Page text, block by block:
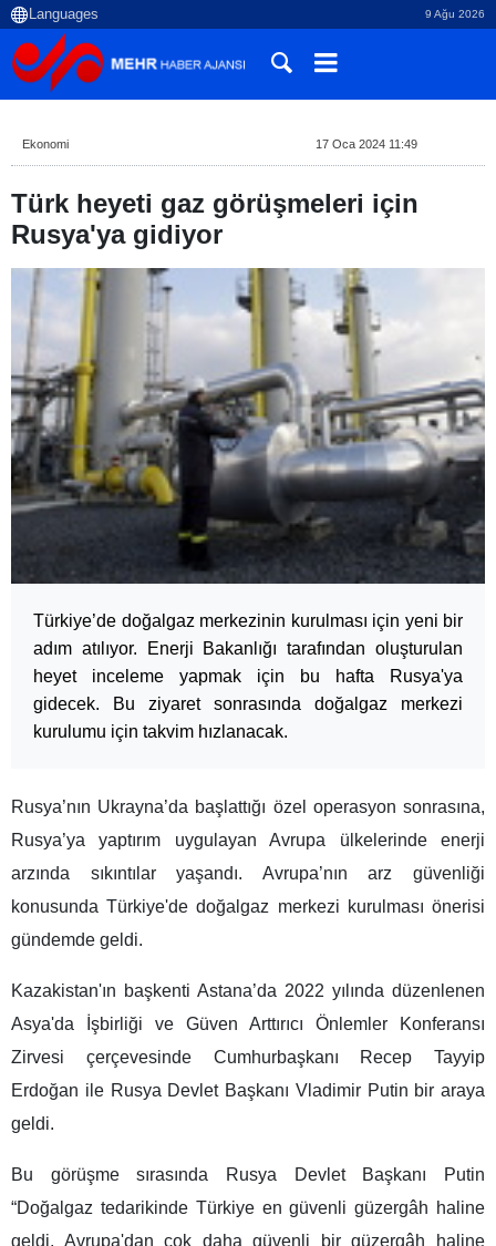
9 Ağu 2026
Ekonomi 17 Oca 2024 11:49
Türk heyeti gaz görüşmeleri için
Rusya'ya gidiyor
Türkiye’de doğalgaz merkezinin kurulması için yeni bir
adım atılıyor. Enerji Bakanlığı tarafından oluşturulan
heyet inceleme yapmak için bu hafta Rusya'ya
gidecek. Bu ziyaret sonrasında doğalgaz merkezi
kurulumu için takvim hızlanacak.
Rusya’nın Ukrayna’da başlattığı özel operasyon sonrasına,
Rusya’ya yaptırım uygulayan Avrupa ülkelerinde enerji
arzında sıkıntılar yaşandı. Avrupa’nın arz güvenliği
konusunda Türkiye'de doğalgaz merkezi kurulması önerisi
gündemde geldi.
Kazakistan'ın başkenti Astana’da 2022 yılında düzenlenen
Asya'da İşbirliği ve Güven Arttırıcı Önlemler Konferansı
Zirvesi çerçevesinde Cumhurbaşkanı Recep Tayyip
Erdoğan ile Rusya Devlet Başkanı Vladimir Putin bir araya
geldi.
Bu görüşme sırasında Rusya Devlet Başkanı Putin
“Doğalgaz tedarikinde Türkiye en güvenli güzergâh haline
geldi. Avrupa'dan çok daha güvenli bir güzergâh haline